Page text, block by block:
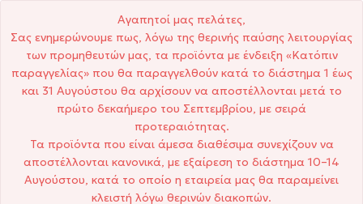
Αγαπητοί μας πελάτες,
Σας ενημερώνουμε πως, λόγω της θερινής παύσης λειτουργίας
των προμηθευτών μας, τα προϊόντα με ένδειξη «Κατόπιν
παραγγελίας» που θα παραγγελθούν κατά το διάστημα 1 έως
και 31 Αυγούστου θα αρχίσουν να αποστέλλονται μετά το
πρώτο δεκαήμερο του Σεπτεμβρίου, με σειρά
προτεραιότητας.
Τα προϊόντα που είναι άμεσα διαθέσιμα συνεχίζουν να
αποστέλλονται κανονικά, με εξαίρεση το διάστημα 10–14
Αυγούστου, κατά το οποίο η εταιρεία μας θα παραμείνει
κλειστή λόγω θερινών διακοπών.